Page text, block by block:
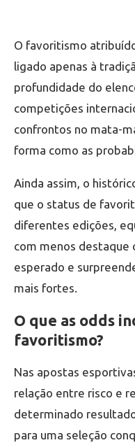
O favoritismo
ligado apenas à
profundidade do
competições
confrontos no mata-
forma como as
Ainda assim, o
que o status de
diferentes edições,
com menos destaque
esperado e
mais fortes.
O que as odds
favoritismo?
Nas apostas
relação entre risco e
determinado
para uma seleção